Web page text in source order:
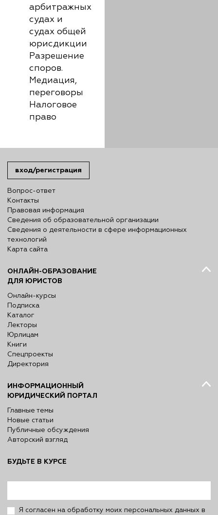
арбитражных
судах и
судах общей
юрисдикции
Разрешение
споров.
Медиация,
переговоры
Налоговое
право
вход/регистрация
Вопрос-ответ
Контакты
Правовая информация
Сведения об образовательной организации
Сведения о деятельности в сфере информационных
технологий
Карта сайта
ОНЛАЙН-ОБРАЗОВАНИЕ
ДЛЯ ЮРИСТОВ
Онлайн-курсы
Подписка
Каталог
Лекторы
Юрлицам
Книги
Спецпроекты
Директория
ИНФОРМАЦИОННЫЙ
ЮРИДИЧЕСКИЙ ПОРТАЛ
Главные темы
Новые статьи
Публичные обсуждения
Авторский взгляд
БУДЬТЕ В КУРСЕ
Я согласен на обработку моих персональных данных в